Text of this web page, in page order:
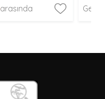
arasında